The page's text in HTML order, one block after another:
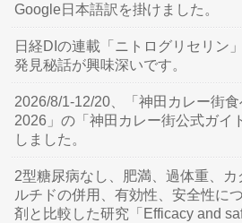
Google日本語訳を掛けました。
日経DIの連載「ニトログリセリン
発見秘話が興味深いです。
2026/8/1-12/20、「神田カレー街
2026」の「神田カレー街公式ガイ
しました。
2型糖尿病なし、肥満、過体重、
ルチドの併用、有効性、安全性に
剤と比較した研究「Efficacy and